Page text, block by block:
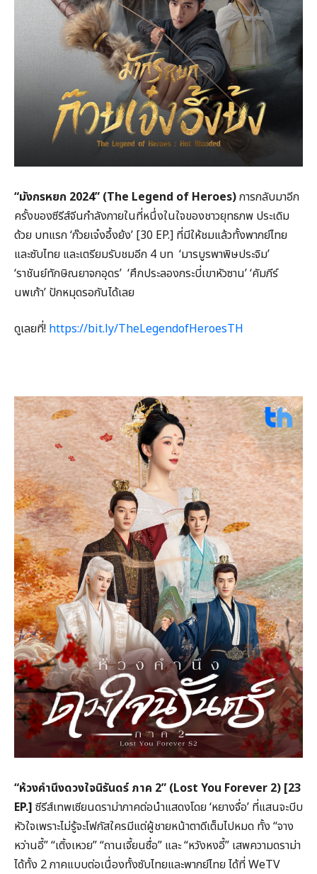
“มังกรหยก 2024” (The Legend of Heroes)การกลับมาอีก
ครั้งของซีรีส์จีนกำลังภายในที่หนึ่งในใจของชาวยุทธภพ ประเดิม
ด้วย บทแรก ‘ก๊วยเจ๋งอึ้งย้ง’ [30 EP.] ที่มีให้ชมแล้วทั้งพากย์ไทย
และซับไทย และเตรียมรับชมอีก 4 บท ‘มารบูรพาพิษประจิม’
‘ราชันย์ทักษิณยาจกอุดร’ ‘ศึกประลองกระบี่เขาหัวซาน’ ‘คัมภีร์
นพเก้า’ ปักหมุดรอกันได้เลย
ดูเลยที่! https://bit.ly/TheLegendofHeroesTH
“ห้วงคำนึงดวงใจนิรันดร์ ภาค 2” (Lost You Forever 2) [23
EP.] ซีรีส์เทพเซียนดราม่าภาคต่อนำแสดงโดย ‘หยางจื่อ’ ที่แสนจะบีบ
หัวใจเพราะไม่รู้จะโฟกัสใครมีแต่ผู้ชายหน้าตาดีเต็มไปหมด ทั้ง “จาง
หว่านอี้” “เติ้งเหวย” “ถานเจี้ยนซื่อ” และ “หวังหงอี้” เสพความดราม่า
ได้ทั้ง 2 ภาคแบบต่อเนื่องทั้งซับไทยและพากย์ไทย ได้ที่ WeTV